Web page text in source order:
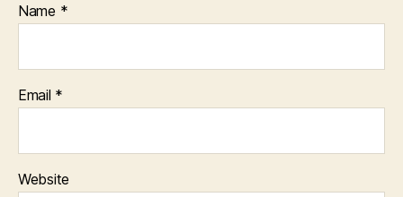
Name *
Email *
Website